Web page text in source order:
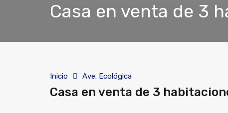
Casa en venta de 3
Inicio Ave. Ecológica
Casa en venta de 3